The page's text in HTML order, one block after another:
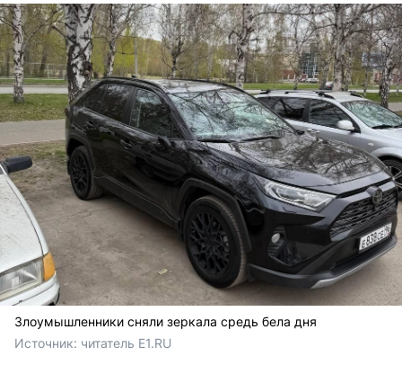
Злоумышленники сняли зеркала средь бела дня
Источник: читатель E1.RU